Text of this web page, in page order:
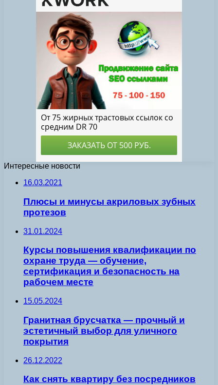
Интересные новости
16.03.2021
Плюсы и минусы акриловых зубных
протезов
31.01.2024
Курсы повышения квалификации по
охране труда — обучение,
сертификация и безопасность на
рабочем месте
15.05.2024
Гранитная брусчатка — прочный и
эстетичный выбор для уличного
покрытия
26.12.2022
Как снять квартиру без посредников